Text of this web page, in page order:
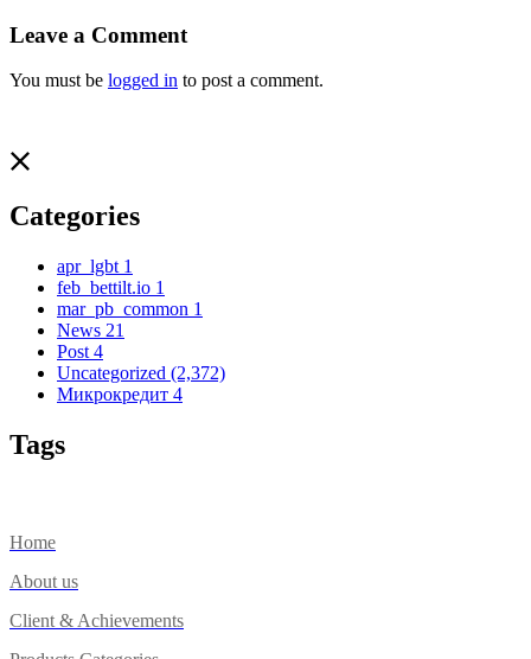
Leave a Comment
You must be logged in to post a comment.
Categories
apr_lgbt 1
feb_bettilt.io 1
mar_pb_common 1
News 21
Post 4
Uncategorized (2,372)
Микрокредит 4
Tags
Home
About us
Client & Achievements